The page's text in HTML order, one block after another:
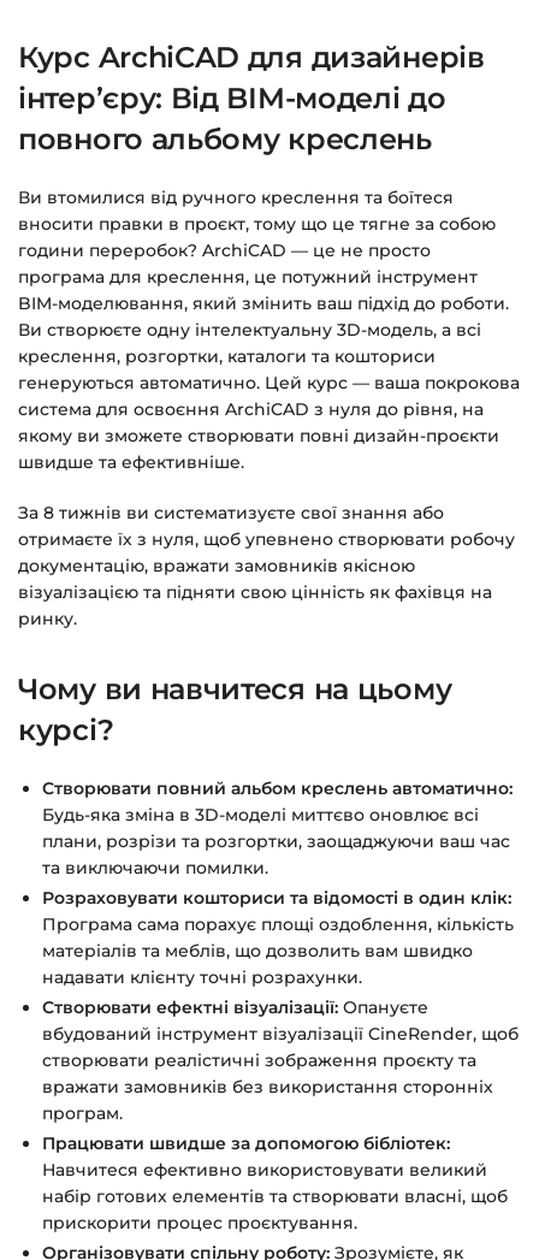
Натисніть її — і відкриється сторінка з
курсами.
Додатково посилання на курс прийде вам
Доступ до курсів: без обмежень за часом.
Детальніше про оплату та безпеку — у довідці
Питання?Пишіть наinfo@siluette.com.uaабо в
чат на сайті.
Курс ArchiCAD для дизайнерів
інтер’єру: Від BIM-моделі до
повного альбому креслень
Ви втомилися від ручного креслення та боїтеся
вносити правки в проєкт, тому що це тягне за собою
години переробок? ArchiCAD — це не просто
програма для креслення, це потужний інструмент
BIM-моделювання, який змінить ваш підхід до роботи.
Ви створюєте одну інтелектуальну 3D-модель, а всі
креслення, розгортки, каталоги та кошториси
генеруються автоматично. Цей курс — ваша покрокова
система для освоєння ArchiCAD з нуля до рівня, на
якому ви зможете створювати повні дизайн-проєкти
швидше та ефективніше.
За 8 тижнів ви систематизуєте свої знання або
отримаєте їх з нуля, щоб упевнено створювати робочу
документацію, вражати замовників якісною
візуалізацією та підняти свою цінність як фахівця на
ринку.
Чому ви навчитеся на цьому
курсі?
Створювати повний альбом креслень автоматично:
Будь-яка зміна в 3D-моделі миттєво оновлює всі
плани, розрізи та розгортки, заощаджуючи ваш час
та виключаючи помилки.
Розраховувати кошториси та відомості в один клік:
Програма сама порахує площі оздоблення, кількість
матеріалів та меблів, що дозволить вам швидко
надавати клієнту точні розрахунки.
Створювати ефектні візуалізації: Опануєте
вбудований інструмент візуалізації CineRender, щоб
створювати реалістичні зображення проєкту та
вражати замовників без використання сторонніх
програм.
Працювати швидше за допомогою бібліотек:
Навчитеся ефективно використовувати великий
набір готових елементів та створювати власні, щоб
прискорити процес проєктування.
Організовувати спільну роботу: Зрозумієте, як